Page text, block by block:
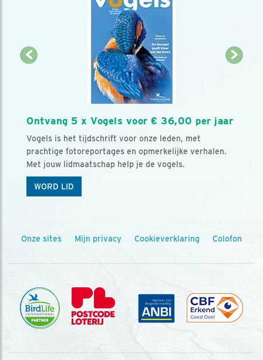
Ontvang 5 x Vogels voor € 36,00 per jaar
Vogels is het tijdschrift voor onze leden, met
prachtige fotoreportages en opmerkelijke verhalen.
Met jouw lidmaatschap help je de vogels.
WORD LID
Onze sites Mijn privacy Cookieverklaring Colofon